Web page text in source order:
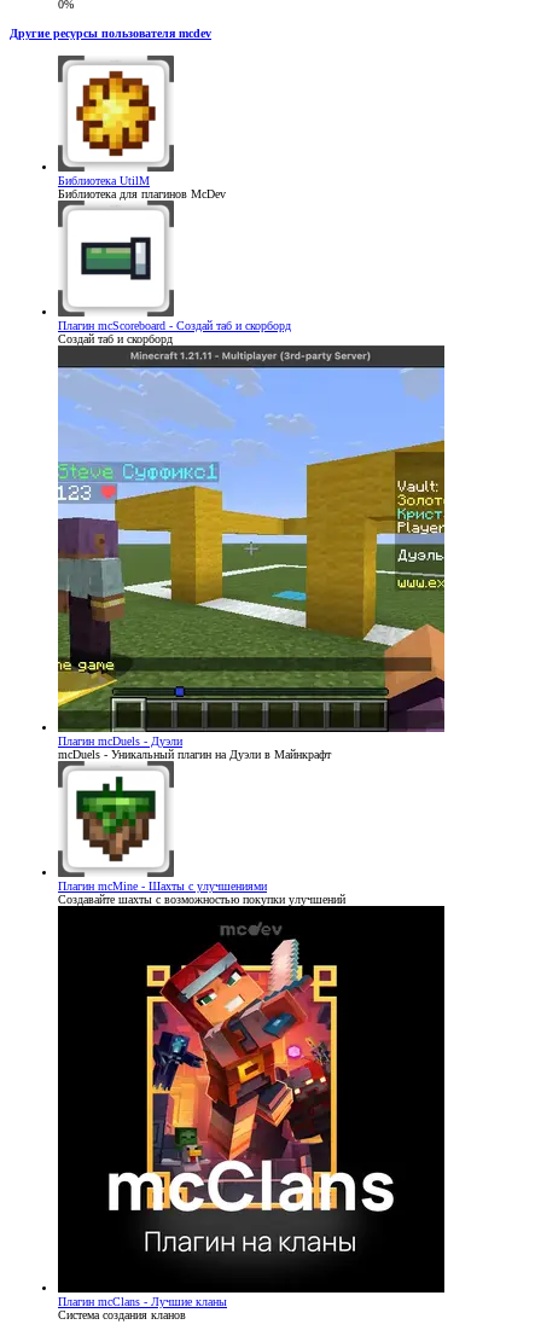
0%
Другие ресурсы пользователя mcdev
Библиотека UtilM
Библиотека для плагинов McDev
Плагин mcScoreboard - Создай таб и скорборд
Создай таб и скорборд
Плагин mcDuels - Дуэли
mcDuels - Уникальный плагин на Дуэли в Майнкрафт
Плагин mcMine - Шахты с улучшениями
Создавайте шахты с возможностью покупки улучшений
Плагин mcClans - Лучшие кланы
Система создания кланов